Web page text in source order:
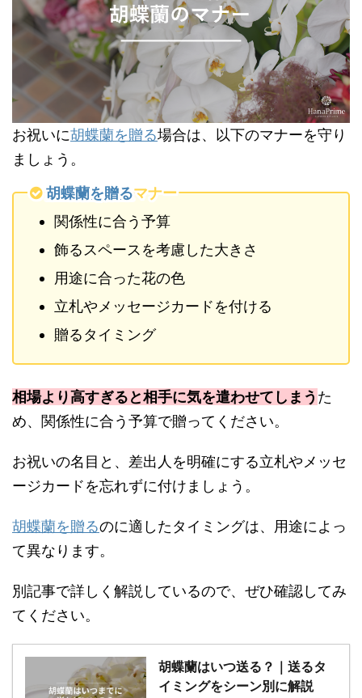
お祝いに胡蝶蘭を贈る場合は、以下のマナーを守り
ましょう。
胡蝶蘭を贈るマナー
関係性に合う予算
飾るスペースを考慮した大きさ
用途に合った花の色
立札やメッセージカードを付ける
贈るタイミング
相場より高すぎると相手に気を遣わせてしまう た
め、関係性に合う予算で贈ってください。
お祝いの名目と、差出人を明確にする立札やメッセ
ージカードを忘れずに付けましょう。
胡蝶蘭を贈るのに適したタイミングは、用途によっ
て異なります。
別記事で詳しく解説しているので、ぜひ確認してみ
てください。
胡蝶蘭はいつ送る？｜送るタ
イミングをシーン別に解説